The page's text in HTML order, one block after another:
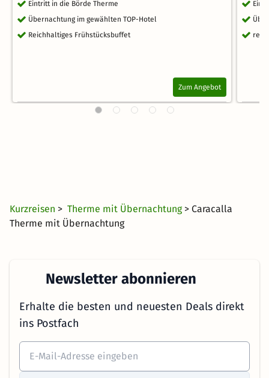
Eintritt in die Börde Therme
Übernachtung im gewählten TOP-Hotel
Reichhaltiges Frühstücksbuffet
Zum Angebot
Kurzreisen > Therme mit Übernachtung > Caracalla
Therme mit Übernachtung
Newsletter abonnieren
Erhalte die besten und neuesten Deals direkt
ins Postfach